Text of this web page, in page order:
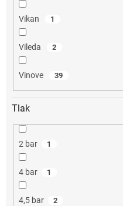
Vikan 1
Vileda 2
Vinove 39
Tlak
2 bar 1
4 bar 1
4,5 bar 2